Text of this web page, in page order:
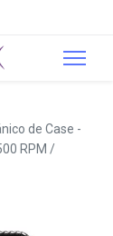
de Case -
RPM /